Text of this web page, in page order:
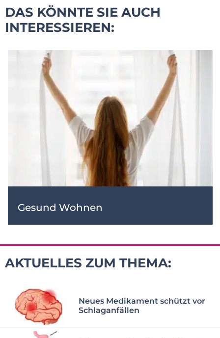
DAS KÖNNTE SIE AUCH
INTERESSIEREN:
Gesund Wohnen
AKTUELLES ZUM THEMA:
Neues Medikament schützt vor
Schlaganfällen